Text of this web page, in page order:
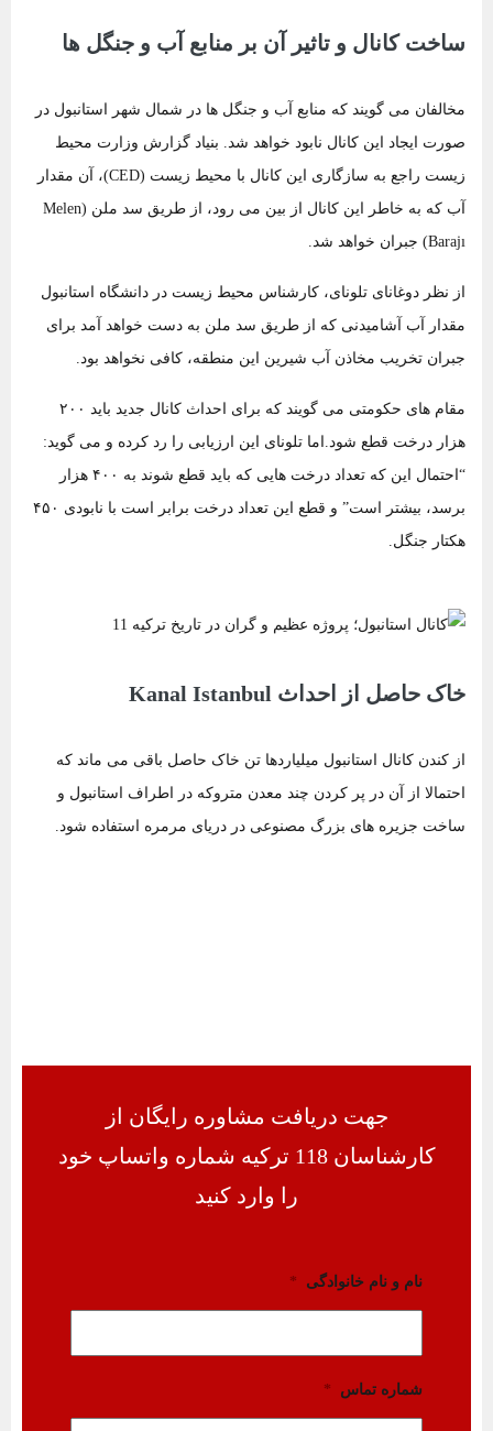
ساخت کانال و تاثیر آن بر منابع آب و جنگل ها
مخالفان می گویند که منابع آب و جنگل ها در شمال شهر استانبول در
صورت ایجاد این کانال نابود خواهد شد. بنیاد گزارش وزارت محیط
زیست راجع به سازگاری این کانال با محیط زیست (CED)، آن مقدار
آب که به خاطر این کانال از بین می رود، از طریق سد ملن (Melen
Barajı) جبران خواهد شد.
از نظر دوغانای تلونای، کارشناس محیط زیست در دانشگاه استانبول
مقدار آب آشامیدنی که از طریق سد ملن به دست خواهد آمد برای
جبران تخریب مخاذن آب شیرین این منطقه، کافی نخواهد بود.
مقام های حکومتی می گویند که برای احداث کانال جدید باید ۲۰۰
هزار درخت قطع شود.اما تلونای این ارزیابی را رد کرده و می گوید:
“احتمال این که تعداد درخت هایی که باید قطع شوند به ۴۰۰ هزار
برسد، بیشتر است” و قطع این تعداد درخت برابر است با نابودی ۴۵۰
هکتار جنگل.
خاک حاصل از احداث Kanal Istanbul
از کندن کانال استانبول میلیاردها تن خاک حاصل باقی‌ می ‌ماند که
احتمالا از آن در پر کردن چند معدن متروکه در اطراف استانبول و
ساخت جزیره های بزرگ مصنوعی در دریای مرمره استفاده ‌شود.
جهت دریافت مشاوره رایگان از
کارشناسان 118 ترکیه شماره واتساپ خود
را وارد کنید
نام و نام خانوادگی *
شماره تماس *